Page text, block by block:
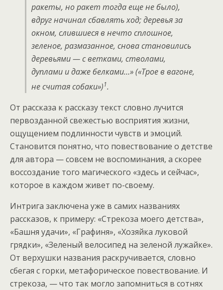
ракеты, но ракет тогда еще не было),
вдруг начинал сбавлять ход; деревья за
окном, слившиеся в нечто сплошное,
зеленое, размазанное, снова становились
деревьями — с ветками, стволами,
дуплами и даже белками…» («Трое в вагоне,
не считая собаки»)1.
От рассказа к рассказу текст словно лучится
первозданной свежестью восприятия жизни,
ощущением подлинности чувств и эмоций.
Становится понятно, что повествование о детстве
для автора — совсем не воспоминания, а скорее
воссоздание того магического «здесь и сейчас»,
которое в каждом живет по-своему.
Интрига заключена уже в самих названиях
рассказов, к примеру: «Стрекоза моего детства»,
«Башня удачи», «Графиня», «Хозяйка луковой
грядки», «Зеленый велосипед на зеленой лужайке».
От верхушки названия раскручивается, словно
сбегая с горки, метафорическое повествование. И
стрекоза, — что так могло запомниться в сотнях